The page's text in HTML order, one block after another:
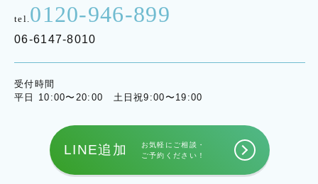
tel. 0120-946-899
06-6147-8010
受付時間
平日 10:00〜20:00 土日祝9:00〜19:00
LINE追加
お気軽にご相談・
ご予約ください！